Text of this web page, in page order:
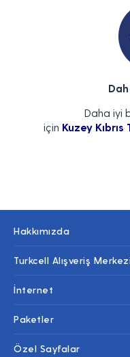
Daha iyi
için Kuzey Kıbrıs
Hakkımızda
Turkcell Alışveriş Merkezi
İnternet
Paketler
Özel Sayfalar